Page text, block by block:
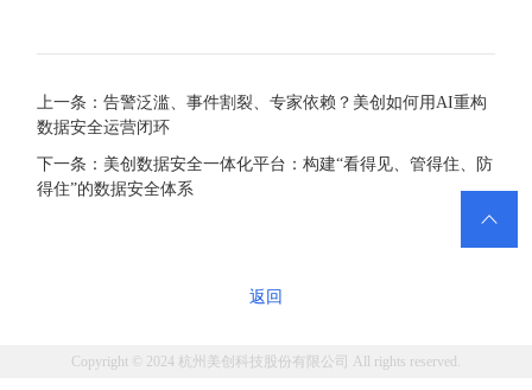
上一条：告警泛滥、事件割裂、专家依赖？美创如何用AI重构
数据安全运营闭环
下一条：美创数据安全一体化平台：构建“看得见、管得住、防
得住”的数据安全体系
返回
Copyright © 2024 杭州美创科技股份有限公司 All rights reserved.
